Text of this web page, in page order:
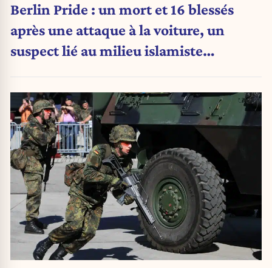
Berlin Pride : un mort et 16 blessés
après une attaque à la voiture, un
suspect lié au milieu islamiste